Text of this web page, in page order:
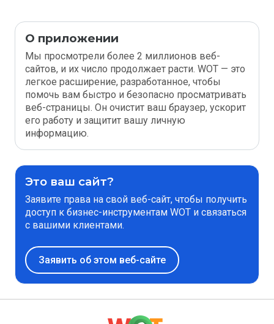
О приложении
Мы просмотрели более 2 миллионов веб-
сайтов, и их число продолжает расти. WOT — это
легкое расширение, разработанное, чтобы
помочь вам быстро и безопасно просматривать
веб-страницы. Он очистит ваш браузер, ускорит
его работу и защитит вашу личную
информацию.
Это ваш сайт?
Заявите права на свой веб-сайт, чтобы получить
доступ к бизнес-инструментам WOT и связаться
с вашими клиентами.
Заявить об этом веб-сайте